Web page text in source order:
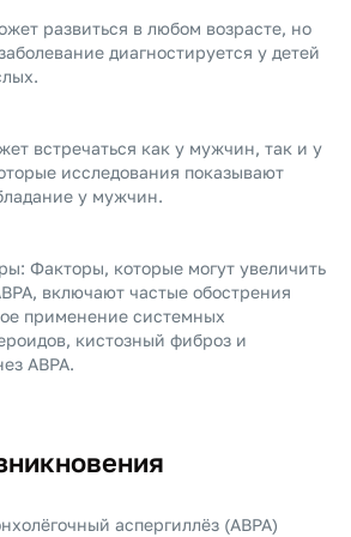
развиться в любом возрасте, но
диагностируется у детей
встречаться как у мужчин, так и у
исследования показывают
у мужчин.
Факторы, которые могут увеличить
включают частые обострения
применение системных
кистозный фиброз и
ABPA.
аспергиллёз (ABPA)